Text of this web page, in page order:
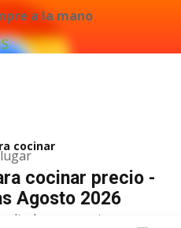
a la mano
cocinar
cocinar precio -
Agosto 2026
para este